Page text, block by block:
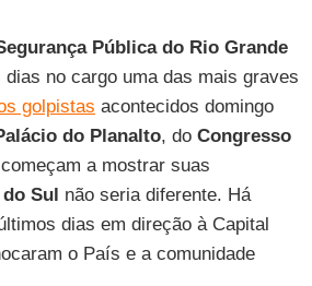
Pública do Rio Grande
no cargo uma das mais graves
golpistas acontecidos domingo
do Planalto, do Congresso
a mostrar suas
Sul não seria diferente. Há
dias em direção à Capital
o País e a comunidade